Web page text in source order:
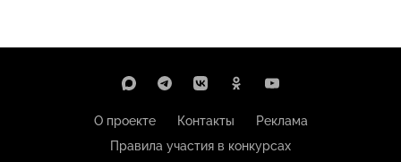
О проекте Контакты
Реклама
Правила участия в конкурсах